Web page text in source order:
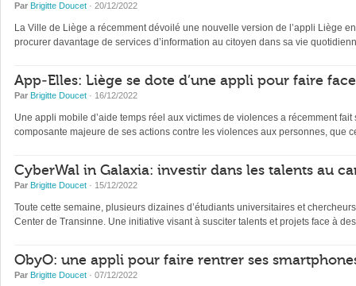
Par Brigitte Doucet · 20/12/2022
La Ville de Liège a récemment dévoilé une nouvelle version de l’appli Liège
procurer davantage de services d’information au citoyen dans sa vie
App-Elles: Liège se dote d’une appli pour faire
Par Brigitte Doucet · 16/12/2022
Une appli mobile d’aide temps réel aux victimes de violences a récemment
composante majeure de ses actions contre les violences aux personnes, que
CyberWal in Galaxia: investir dans les talents au
Par Brigitte Doucet · 15/12/2022
Toute cette semaine, plusieurs dizaines d’étudiants universitaires et
Center de Transinne. Une initiative visant à susciter talents et projets face à
ObyO: une appli pour faire rentrer ses
Par Brigitte Doucet · 07/12/2022